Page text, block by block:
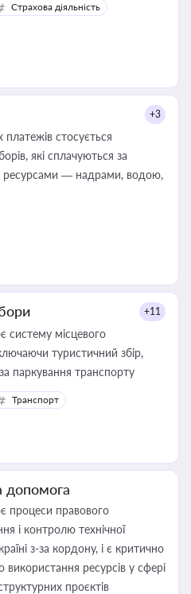
Страхова діяльність
+3
платежів стосується
які сплачуються за
ресурсами — надрами, водою,
+11
систему місцевого
туристичний збір,
плату за земельні ділянки, за паркування транспорту
Транспорт
допомога
процеси правового
і контролю технічної
з-за кордону, і є критично
ресурсів у сфері
проєктів